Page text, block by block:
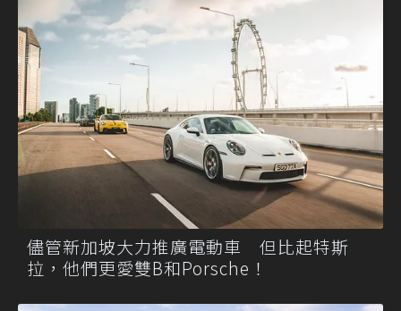
儘管新加坡大力推廣電動車 但比起特斯
拉，他們更愛雙B和Porsche！